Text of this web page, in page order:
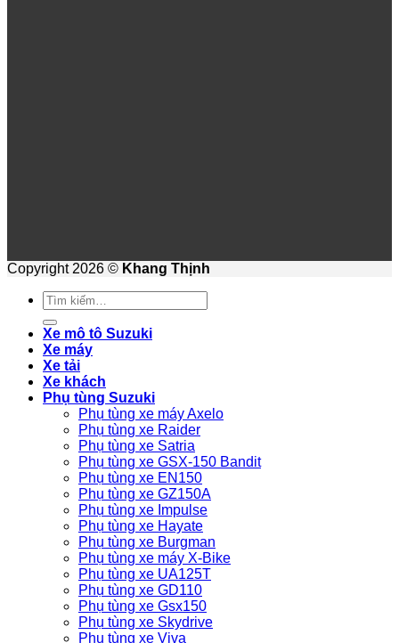
Copyright 2026 © Khang Thịnh
Tìm
kiếm:
Xe mô tô Suzuki
Xe máy
Xe tải
Xe khách
Phụ tùng Suzuki
Phụ tùng xe máy Axelo
Phụ tùng xe Raider
Phụ tùng xe Satria
Phụ tùng xe GSX-150 Bandit
Phụ tùng xe EN150
Phụ tùng xe GZ150A
Phụ tùng xe Impulse
Phụ tùng xe Hayate
Phụ tùng xe Burgman
Phụ tùng xe máy X-Bike
Phụ tùng xe UA125T
Phụ tùng xe GD110
Phụ tùng xe Gsx150
Phụ tùng xe Skydrive
Phụ tùng xe Viva